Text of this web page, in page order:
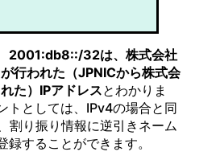
2001:db8::/32は、株式会社
行われた（JPNICから株式会
た）IPアドレスとわかりま
トとしては、IPv4の場合と同
割り振り情報に逆引きネーム
録することができます。